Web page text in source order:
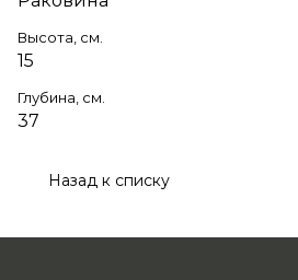
Высота, см.
15
Глубина, см.
37
Назад к списку